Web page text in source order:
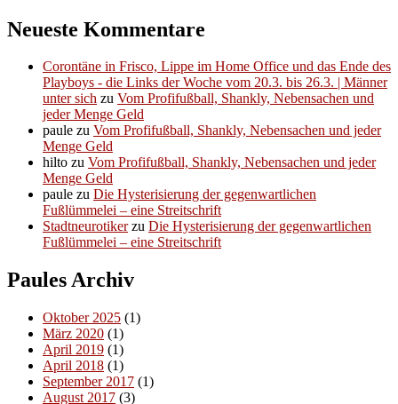
Neueste Kommentare
Corontäne in Frisco, Lippe im Home Office und das Ende des
Playboys - die Links der Woche vom 20.3. bis 26.3. | Männer
unter sich zu Vom Profifußball, Shankly, Nebensachen und
jeder Menge Geld
paule zu Vom Profifußball, Shankly, Nebensachen und jeder
Menge Geld
hilto zu Vom Profifußball, Shankly, Nebensachen und jeder
Menge Geld
paule zu Die Hysterisierung der gegenwartlichen
Fußlümmelei – eine Streitschrift
Stadtneurotikerzu Die Hysterisierung der gegenwartlichen
Fußlümmelei – eine Streitschrift
Paules Archiv
Oktober 2025 (1)
März 2020 (1)
April 2019 (1)
April 2018 (1)
September 2017 (1)
August 2017 (3)